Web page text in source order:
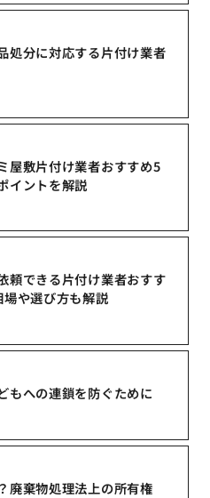
処分に対応する片付け業者
屋敷片付け業者おすすめ5
イントを解説
頼できる片付け業者おすす
や選び方も解説
もへの連鎖を防ぐために
廃棄物処理法上の所有権